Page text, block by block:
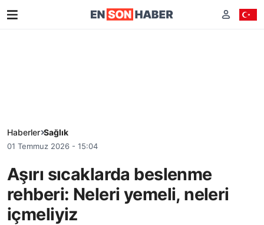
Haberler Sağlık
01 Temmuz 2026 - 15:04
Aşırı sıcaklarda beslenme
rehberi: Neleri yemeli, neleri
içmeliyiz